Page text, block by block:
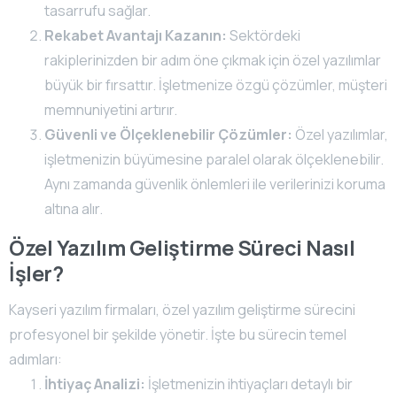
tasarrufu sağlar.
Rekabet Avantajı Kazanın: Sektördeki
rakiplerinizden bir adım öne çıkmak için özel yazılımlar
büyük bir fırsattır. İşletmenize özgü çözümler, müşteri
memnuniyetini artırır.
Güvenli ve Ölçeklenebilir Çözümler: Özel yazılımlar,
işletmenizin büyümesine paralel olarak ölçeklenebilir.
Aynı zamanda güvenlik önlemleri ile verilerinizi koruma
altına alır.
Özel Yazılım Geliştirme Süreci Nasıl
İşler?
Kayseri yazılım firmaları, özel yazılım geliştirme sürecini
profesyonel bir şekilde yönetir. İşte bu sürecin temel
adımları:
İhtiyaç Analizi: İşletmenizin ihtiyaçları detaylı bir